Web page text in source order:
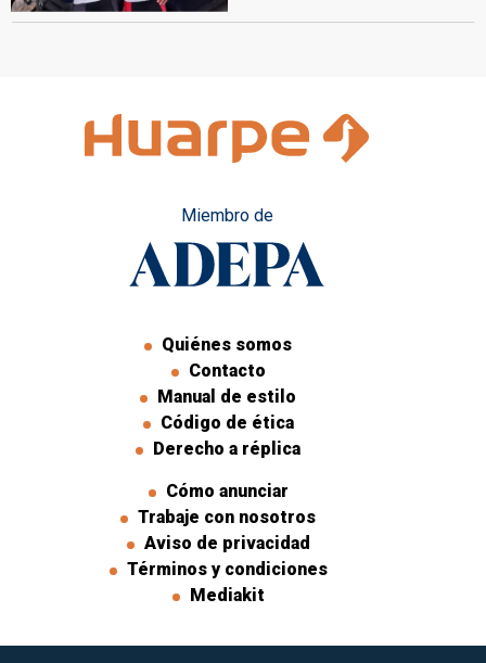
Miembro de
Quiénes somos
Contacto
Manual de estilo
Código de ética
Derecho a réplica
Cómo anunciar
Trabaje con nosotros
Aviso de privacidad
Términos y condiciones
Mediakit